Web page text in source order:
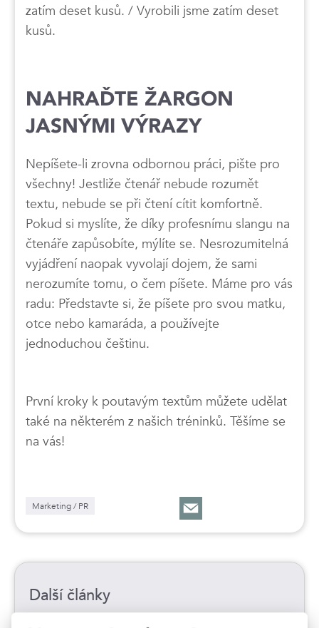
zatím deset kusů. / Vyrobili jsme zatím deset
kusů.
NAHRAĎTE ŽARGON
JASNÝMI VÝRAZY
Nepíšete-li zrovna odbornou práci, pište pro
všechny! Jestliže čtenář nebude rozumět
textu, nebude se při čtení cítit komfortně.
Pokud si myslíte, že díky profesnímu slangu na
čtenáře zapůsobíte, mýlíte se. Nesrozumitelná
vyjádření naopak vyvolají dojem, že sami
nerozumíte tomu, o čem píšete. Máme pro vás
radu: Představte si, že píšete pro svou matku,
otce nebo kamaráda, a používejte
jednoduchou češtinu.
První kroky k poutavým textům můžete udělat
také na některém z našich tréninků. Těšíme se
na vás!
Marketing / PR
Další články